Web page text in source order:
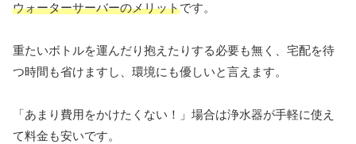
ウォーターサーバーのメリットです。
重たいボトルを運んだり抱えたりする必要も無く、宅配を待
つ時間も省けますし、環境にも優しいと言えます。
「あまり費用をかけたくない！」場合は浄水器が手軽に使え
て料金も安いです。